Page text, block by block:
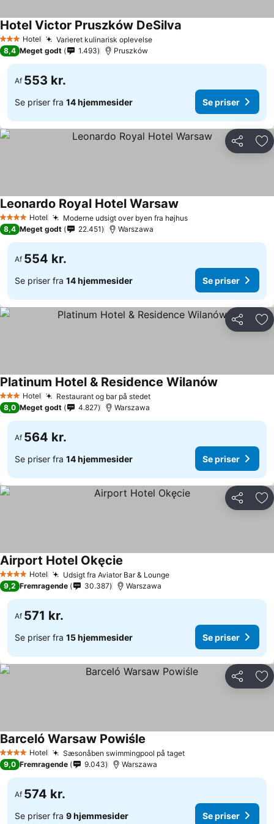
3 StjernerHotel Varieret kulinarisk oplevelseSe priser
Hotel Victor Pruszków DeSilva
8,4 Meget godt 1.493 Pruszków
Af 553 kr.
Se priser fra 14 hjemmesider Se priser
Del
4 StjernerHotel Moderne udsigt over byen fra højhusSe priser
Leonardo Royal Hotel Warsaw
8,4 Meget godt 22.451 Warszawa
Af 554 kr.
Se priser fra 14 hjemmesider Se priser
Del
3 StjernerHotel Restaurant og bar på stedetSe priser
Platinum Hotel & Residence Wilanów
8,0 Meget godt 4.827 Warszawa
Af 564 kr.
Se priser fra 14 hjemmesider Se priser
Del
4 StjernerHotel Udsigt fra Aviator Bar & LoungeSe priser
Airport Hotel Okęcie
9,2 Fremragende 30.387 Warszawa
Af 571 kr.
Se priser fra 15 hjemmesider Se priser
Del
4 StjernerHotel Sæsonåben swimmingpool på tagetSe priser
Barceló Warsaw Powiśle
9,0 Fremragende 9.043 Warszawa
Af 574 kr.
Se priser fra 9 hjemmesider Se priser